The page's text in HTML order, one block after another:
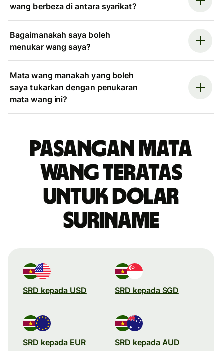
wang berbeza di antara syarikat?
Bagaimanakah saya boleh
menukar wang saya?
Mata wang manakah yang boleh
saya tukarkan dengan penukaran
mata wang ini?
Pasangan mata
wang teratas
untuk dolar
Suriname
SRD kepada USD SRD kepada SGD
SRD kepada EUR SRD kepada AUD